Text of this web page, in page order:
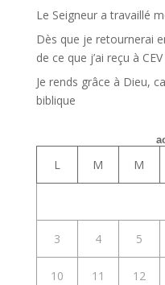
Le Seigneur a travaillé
Dès que je retournerai
de ce que j’ai reçu à CEV
Je rends grâce à Dieu,
biblique
L M M
3 4 5
10 11 12